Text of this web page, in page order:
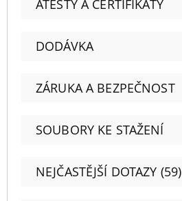
ATESTY A CERTIFIKÁTY
DODÁVKA
ZÁRUKA A BEZPEČNOST
SOUBORY KE STAŽENÍ
NEJČASTĚJŠÍ DOTAZY (59)